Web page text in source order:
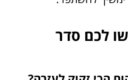
לכם סדר